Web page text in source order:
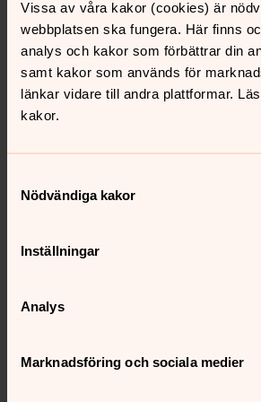
Vissa av våra kakor (cookies) är
webbplatsen ska fungera. Här finns
analys och kakor som förbättrar din
samt kakor som används för
länkar vidare till andra plattformar.
kakor.
Nödvändiga kakor
Inställningar
Analys
Marknadsföring och sociala medier
För att se innehållet behöver du
för marknadsföring.
Se videon på YouTube i stället.
För att se innehållet behöver du
Ändra inställningar